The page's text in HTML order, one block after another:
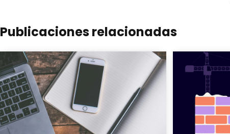
Publicaciones relacionadas